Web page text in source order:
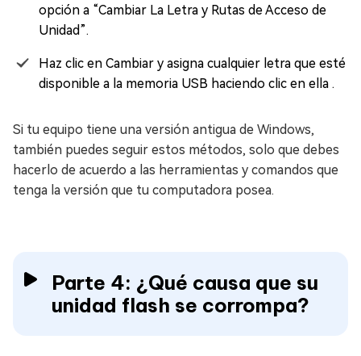
opción a “Cambiar La Letra y Rutas de Acceso de
Unidad”.
Haz clic en Cambiar y asigna cualquier letra que esté
disponible a la memoria USB haciendo clic en ella .
Si tu equipo tiene una versión antigua de Windows,
también puedes seguir estos métodos, solo que debes
hacerlo de acuerdo a las herramientas y comandos que
tenga la versión que tu computadora posea.
Parte 4: ¿Qué causa que su
unidad flash se corrompa?